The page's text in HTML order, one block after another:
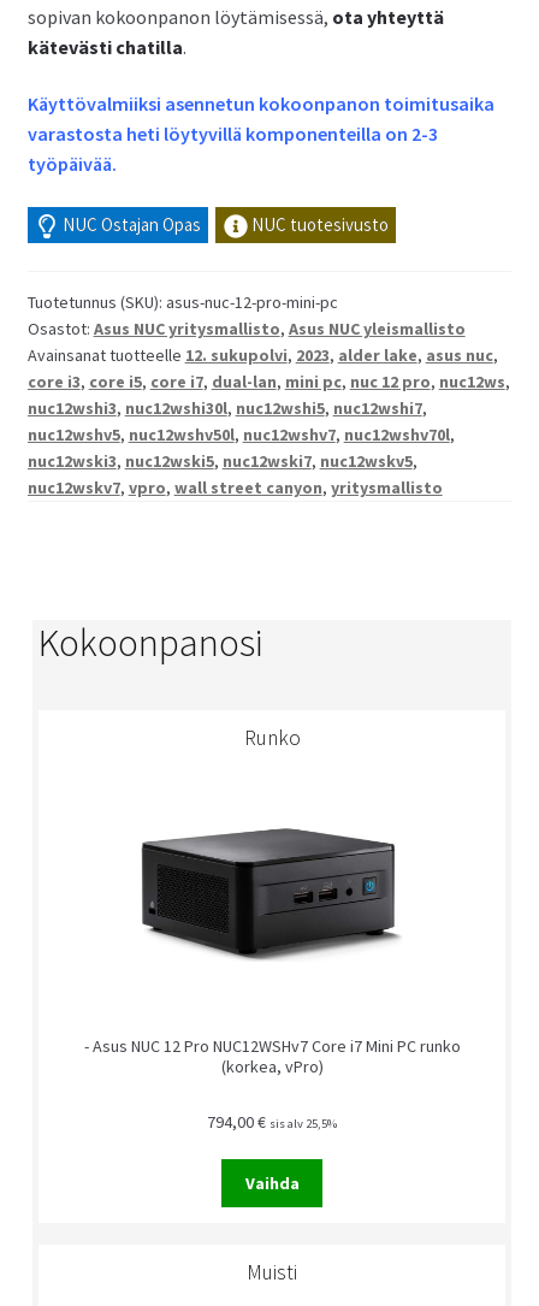
sopivan kokoonpanon löytämisessä, ota yhteyttä
kätevästi chatilla.
Käyttövalmiiksi asennetun kokoonpanon toimitusaika
varastosta heti löytyvillä komponenteilla on 2-3
työpäivää.
NUC Ostajan Opas NUC tuotesivusto
Tuotetunnus (SKU): asus-nuc-12-pro-mini-pc
Osastot: Asus NUC yritysmallisto, Asus NUC yleismallisto
Avainsanat tuotteelle 12. sukupolvi, 2023, alder lake, asus nuc,
core i3, core i5, core i7, dual-lan, mini pc, nuc 12 pro, nuc12ws,
nuc12wshi3, nuc12wshi30l, nuc12wshi5, nuc12wshi7,
nuc12wshv5, nuc12wshv50l, nuc12wshv7, nuc12wshv70l,
nuc12wski3, nuc12wski5, nuc12wski7, nuc12wskv5,
nuc12wskv7, vpro, wall street canyon, yritysmallisto
Kokoonpanosi
Runko
- Asus NUC 12 Pro NUC12WSHv7 Core i7 Mini PC runko
(korkea, vPro)
794,00€ sis alv 25,5%
Vaihda
Muisti